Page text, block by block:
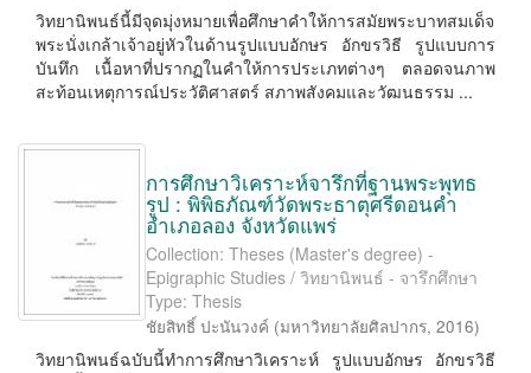
วิทยานิพนธ์นี้มีจุดมุ่งหมายเพื่อศึกษาคำให้การสมัยพระบาทสมเด็จ
พระนั่งเกล้าเจ้าอยู่หัวในด้านรูปแบบอักษร อักขรวิธี รูปแบบการ
บันทึก เนื้อหาที่ปรากฏในคำให้การประเภทต่างๆ ตลอดจนภาพ
สะท้อนเหตุการณ์ประวัติศาสตร์ สภาพสังคมและวัฒนธรรม ...
การศึกษาวิเคราะห์จารึกที่ฐานพระพุทธ
รูป : พิพิธภัณฑ์วัดพระธาตุศรีดอนคำ
อำเภอลอง จังหวัดแพร่
Collection: Theses (Master's degree) -
Epigraphic Studies / วิทยานิพนธ์ - จารึกศึกษา
Type: Thesis
ชัยสิทธิ์ ปะนันวงค์ (มหาวิทยาลัยศิลปากร, 2016)
วิทยานิพนธ์ฉบับนี้ทำการศึกษาวิเคราะห์ รูปแบบอักษร อักขรวิธี